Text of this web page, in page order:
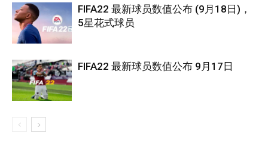
FIFA22 最新球员数值公布 (9月18日)，
5星花式球员
FIFA22 最新球员数值公布 9月17日